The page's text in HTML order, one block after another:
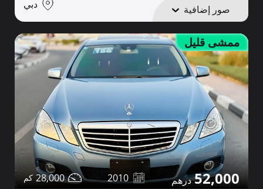
صور إضافية دبي
ممشى قليل
52,000
2010
28,000